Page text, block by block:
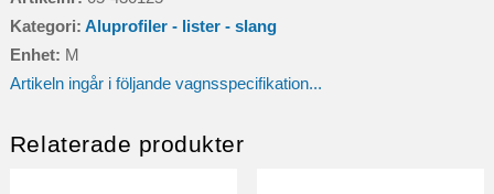
Kategori: Aluprofiler - lister - slang
Enhet: M
Artikeln ingår i följande vagnsspecifikation...
Relaterade produkter